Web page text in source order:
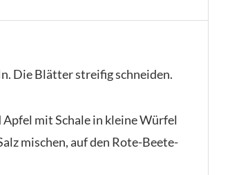
Die Blätter streifig schneiden.
mit Schale in kleine Würfel
mischen, auf den Rote-Beete-